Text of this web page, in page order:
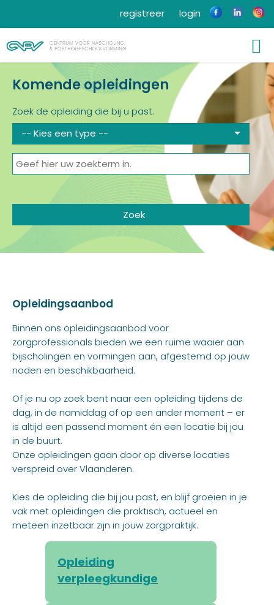
login
registreer
Komende opleidingen
Zoek de opleiding die bij u past.
-- Kies een type --
Opleidingsaanbod
Binnen ons opleidingsaanbod voor
zorgprofessionals bieden we een ruime waaier aan
bijscholingen en vormingen aan, afgestemd op jouw
noden en beschikbaarheid.
Of je nu op zoek bent naar een opleiding tijdens de
dag, in de namiddag of op een ander moment – er
is altijd een passend moment én een locatie bij jou
in de buurt.
Onze opleidingen gaan door op diverse locaties
verspreid over Vlaanderen.
Kies de opleiding die bij jou past, en blijf groeien in je
vak met opleidingen die praktisch, actueel en
meteen inzetbaar zijn in jouw zorgpraktijk.
Opleiding
verpleegkundige